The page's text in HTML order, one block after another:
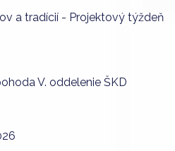
a tradícií - Projektový týždeň
V. oddelenie ŠKD